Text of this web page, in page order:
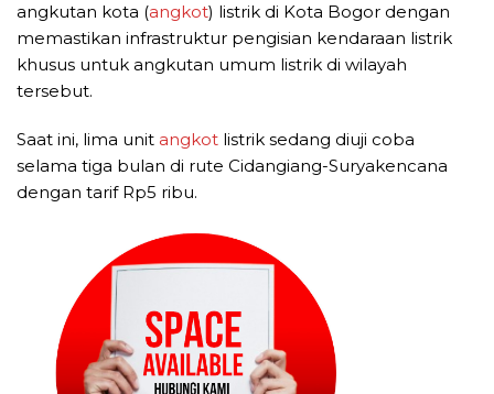
angkutan kota (angkot) listrik di Kota Bogor dengan
memastikan infrastruktur pengisian kendaraan listrik
khusus untuk angkutan umum listrik di wilayah
tersebut.
Saat ini, lima unit angkot listrik sedang diuji coba
selama tiga bulan di rute Cidangiang-Suryakencana
dengan tarif Rp5 ribu.